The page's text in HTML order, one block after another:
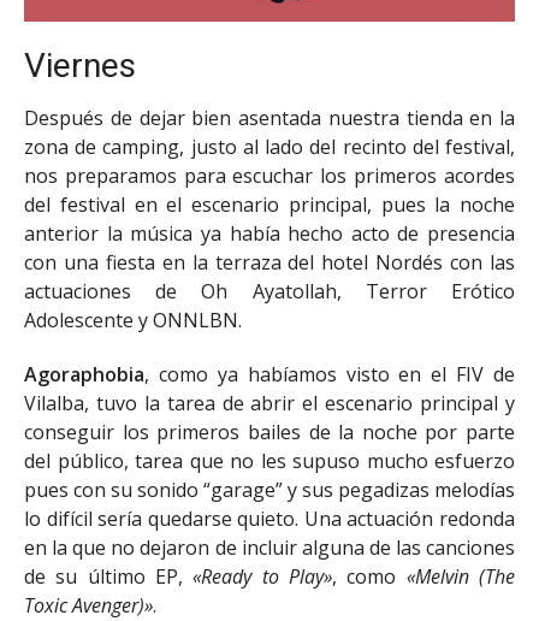
Viernes
Después de dejar bien asentada nuestra tienda en la
zona de camping, justo al lado del recinto del festival,
nos preparamos para escuchar los primeros acordes
del festival en el escenario principal, pues la noche
anterior la música ya había hecho acto de presencia
con una fiesta en la terraza del hotel Nordés con las
actuaciones de Oh Ayatollah, Terror Erótico
Adolescente y ONNLBN.
Agoraphobia, como ya habíamos visto en el FIV de
Vilalba, tuvo la tarea de abrir el escenario principal y
conseguir los primeros bailes de la noche por parte
del público, tarea que no les supuso mucho esfuerzo
pues con su sonido “garage” y sus pegadizas melodías
lo difícil sería quedarse quieto. Una actuación redonda
en la que no dejaron de incluir alguna de las canciones
de su último EP,«Ready to Play», como «Melvin (The
Toxic Avenger)».